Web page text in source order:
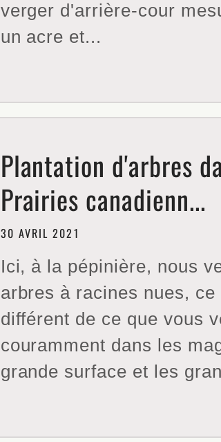
verger d'arrière-cour
un acre et...
Plantation d'arbres
Prairies canadienn...
30 AVRIL 2021
Ici, à la pépinière, nous
arbres à racines nues, ce
différent de ce que vous
couramment dans les
grande surface et les